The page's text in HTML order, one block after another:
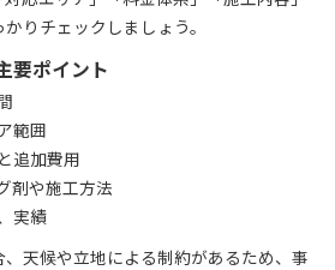
りチェックしましょう。
要ポイント
範囲
追加費用
剤や施工方法
実績
天候や立地による制約があるため、事